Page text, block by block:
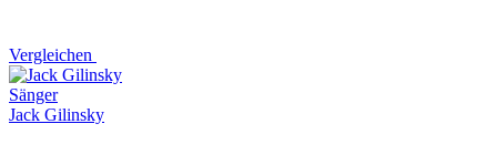
Vergleichen
Sänger
Jack Gilinsky